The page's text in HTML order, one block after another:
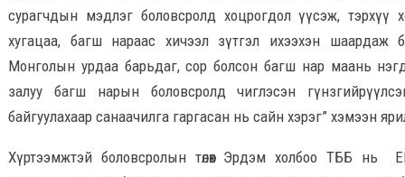
сурагчдын мэдлэг боловсролд хоцрогдол үүсэж, тэрхүү
хугацаа, багш нараас хичээл зүтгэл ихээхэн
Монголын урдаа барьдаг, сор болсон багш нар маань
залуу багш нарын боловсролд чиглэсэн
байгуулахаар санаачилга гаргасан нь сайн хэрэг” хэмээн
Хүртээмжтэй боловсролын төлөөх Эрдэм холбоо ТББ нь